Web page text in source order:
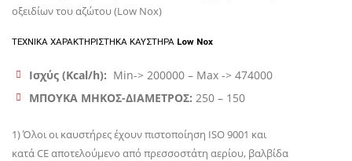
οξειδίων του αζώτου (Low Nox)
ΤΕΧΝΙΚΑ ΧΑΡΑΚΤΗΡΙΣΤΗΚΑ ΚΑΥΣΤΗΡΑ Low Nox
Ισχύς (Kcal/h): Min-> 200000 – Max -> 474000
ΜΠΟΥΚΑ ΜΗΚΟΣ-ΔΙΑΜΕΤΡΟΣ: 250 – 150
1) Όλοι οι καυστήρες έχουν πιστοποίηση ISO 9001 και
κατά CE αποτελούμενο από πρεσσοστάτη αερίου, βαλβίδα